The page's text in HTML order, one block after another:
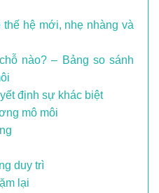
thế hệ mới, nhẹ nhàng và
nào? – Bảng so sánh
định sự khác biệt
mô môi
duy trì
lại